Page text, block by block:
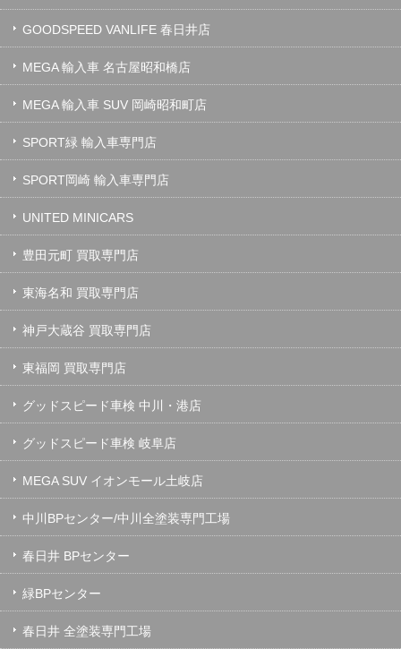
GOODSPEED VANLIFE 春日井店
MEGA 輸入車 名古屋昭和橋店
MEGA 輸入車 SUV 岡崎昭和町店
SPORT緑 輸入車専門店
SPORT岡崎 輸入車専門店
UNITED MINICARS
豊田元町 買取専門店
東海名和 買取専門店
神戸大蔵谷 買取専門店
東福岡 買取専門店
グッドスピード車検 中川・港店
グッドスピード車検 岐阜店
MEGA SUV イオンモール土岐店
中川BPセンター/中川全塗装専門工場
春日井 BPセンター
緑BPセンター
春日井 全塗装専門工場